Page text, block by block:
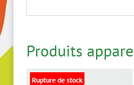
Produits
Rupture de stock